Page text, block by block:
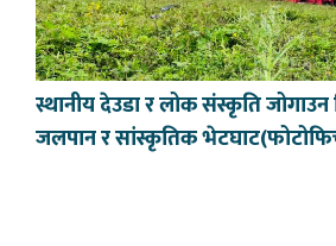
स्थानीय देउडा र लोक संस्कृति जोगाउन
जलपान र सांस्कृतिक